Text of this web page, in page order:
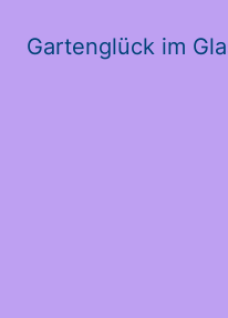
Gartenglück im